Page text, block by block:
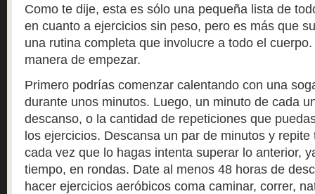
Como te dije, esta es sólo una pequeña lista de
en cuanto a ejercicios sin peso, pero es más que
una rutina completa que involucre a todo el
manera de empezar.
Primero podrías comenzar calentando con una
durante unos minutos. Luego, un minuto de cada
descanso, o la cantidad de repeticiones que
los ejercicios. Descansa un par de minutos y
cada vez que lo hagas intenta superar lo anterior,
tiempo, en rondas. Date al menos 48 horas de
hacer ejercicios aeróbicos coma caminar, correr,